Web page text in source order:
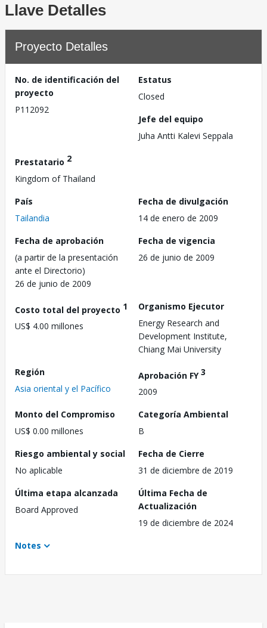
Llave Detalles
Proyecto Detalles
No. de identificación del
proyecto
P112092
Estatus
Closed
Jefe del equipo
Juha Antti Kalevi Seppala
Prestatario 2
Kingdom of Thailand
País
Tailandia
Fecha de divulgación
14 de enero de 2009
Fecha de aprobación
(a partir de la presentación
ante el Directorio)
26 de junio de 2009
Fecha de vigencia
26 de junio de 2009
Costo total del proyecto 1
US$ 4.00 millones
Organismo Ejecutor
Energy Research and
Development Institute,
Chiang Mai University
Región
Asia oriental y el Pacífico
Aprobación FY3
2009
Monto del Compromiso
US$ 0.00 millones
Categoría Ambiental
B
Riesgo ambiental y social
No aplicable
Fecha de Cierre
31 de diciembre de 2019
Última etapa alcanzada
Board Approved
Última Fecha de
Actualización
19 de diciembre de 2024
Notes